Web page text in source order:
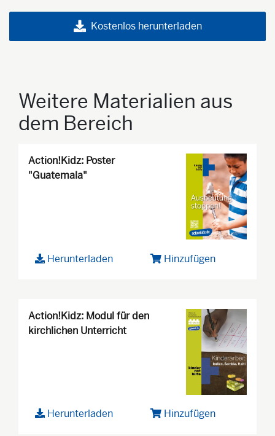
Kostenlos herunterladen
Weitere Materialien aus
dem Bereich
Action!Kidz: Poster
"Guatemala"
Herunterladen Hinzufügen
Action!Kidz: Modul für den
kirchlichen Unterricht
Herunterladen Hinzufügen